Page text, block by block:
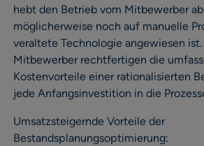
hebt den Betrieb vom Mitbewerber
möglicherweise noch auf manuelle
veraltete Technologie angewiesen
Mitbewerber rechtfertigen die
Kostenvorteile einer rationalisierten
jede Anfangsinvestition in die
Umsatzsteigernde Vorteile der
Bestandsplanungsoptimierung: